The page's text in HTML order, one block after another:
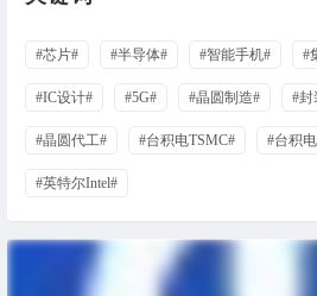
#芯片# #半导体# #智能手机# #
#IC设计# #5G# #晶圆制造# #封
#晶圆代工# #台积电TSMC# #台积
#英特尔Intel#